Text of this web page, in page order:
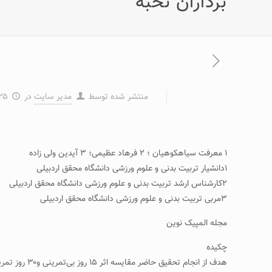
منتشر شده توسط مدیر سایت در ۲۵
۱ معرفت سیاهکوهیان ؛ ۲ فرهاد عظیمی؛ ۳ آیدین ولی زاده
۱دانشیار تربیت بدنی و علوم ورزشی دانشگاه محقق اردبیلی
۲کارشناس ارشد تربیت بدنی و علوم ورزشی دانشگاه محقق اردبیلی
۳مربی تربیت بدنی و علوم ورزشی دانشگاه محقق اردبیلی
مجله المپیک نوین
چکیده